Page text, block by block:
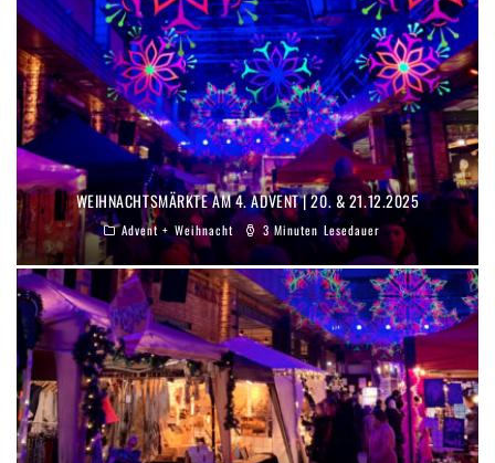
WEIHNACHTSMÄRKTE AM 4. ADVENT | 20. & 21.12.2025
Advent + Weihnacht 3 Minuten Lesedauer